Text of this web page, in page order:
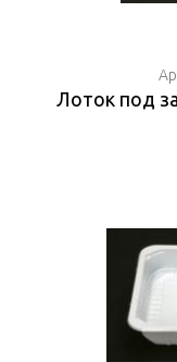
Лоток под